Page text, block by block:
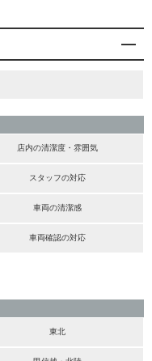
店内の清潔度・雰囲気
スタッフの対応
車両の清潔感
車両確認の対応
東北